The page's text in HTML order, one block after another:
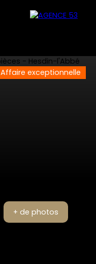
Affaire exceptionnelle
+ de photos